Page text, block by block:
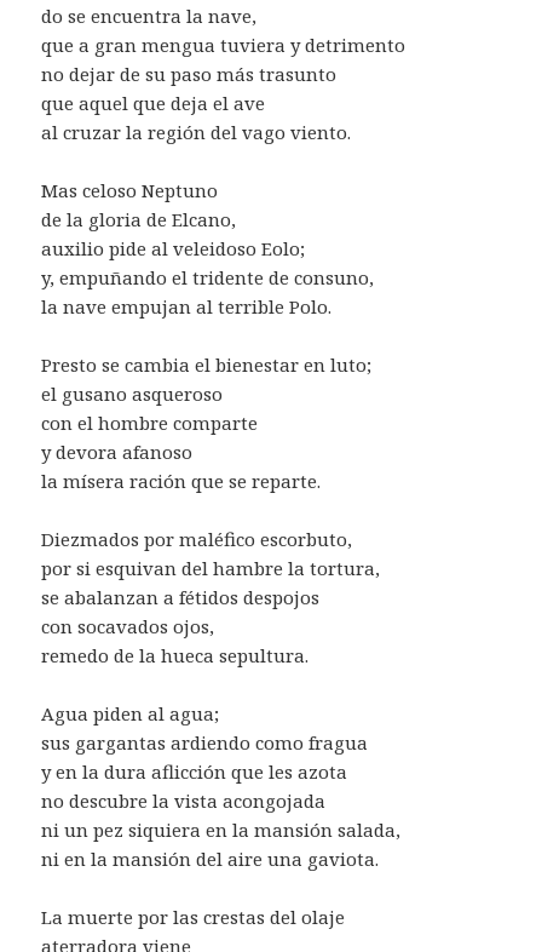
do se encuentra la nave,
que a gran mengua tuviera y detrimento
no dejar de su paso más trasunto
que aquel que deja el ave
al cruzar la región del vago viento.
Mas celoso Neptuno
de la gloria de Elcano,
auxilio pide al veleidoso Eolo;
y, empuñando el tridente de consuno,
la nave empujan al terrible Polo.
Presto se cambia el bienestar en luto;
el gusano asqueroso
con el hombre comparte
y devora afanoso
la mísera ración que se reparte.
Diezmados por maléfico escorbuto,
por si esquivan del hambre la tortura,
se abalanzan a fétidos despojos
con socavados ojos,
remedo de la hueca sepultura.
Agua piden al agua;
sus gargantas ardiendo como fragua
y en la dura aflicción que les azota
no descubre la vista acongojada
ni un pez siquiera en la mansión salada,
ni en la mansión del aire una gaviota.
La muerte por las crestas del olaje
aterradora viene